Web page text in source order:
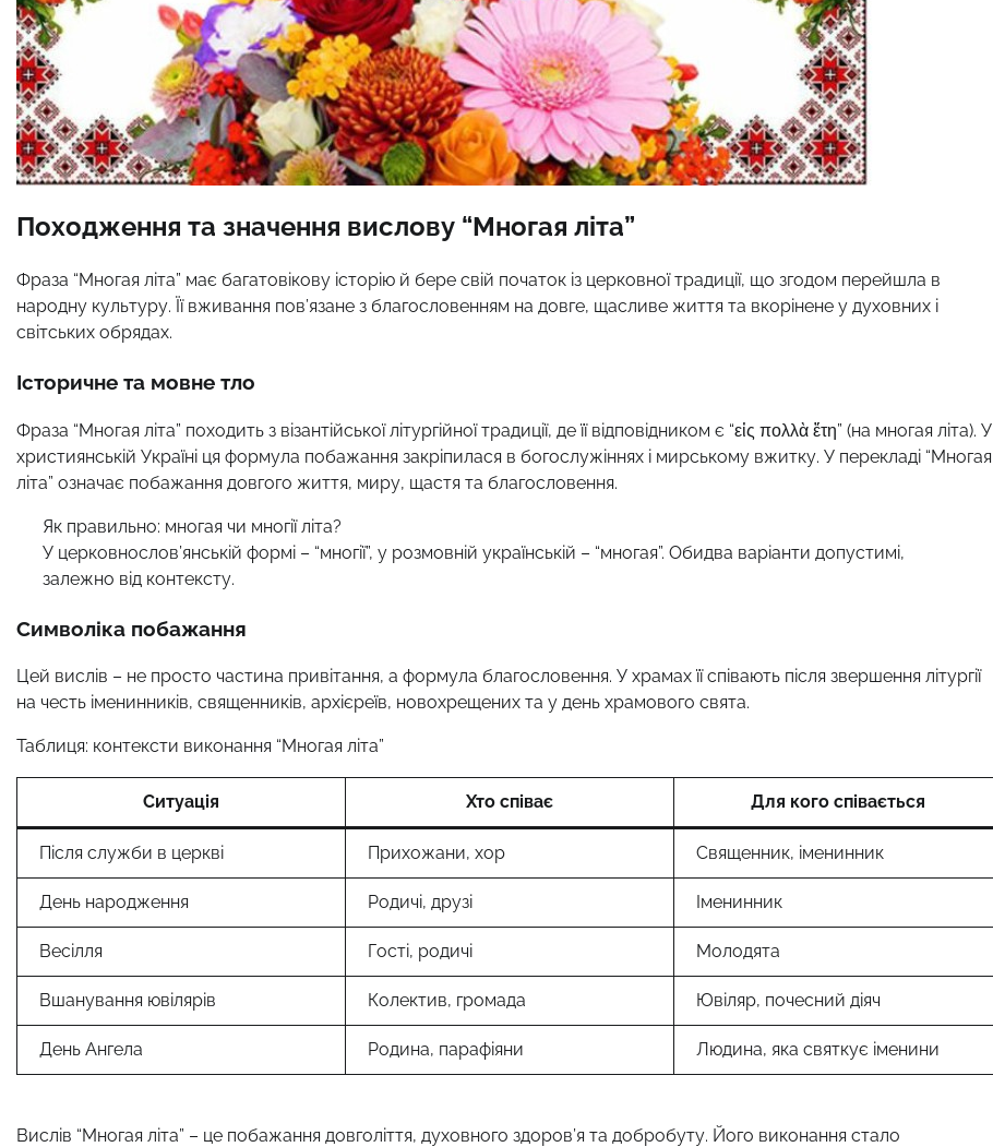
Походження та значення вислову “Многая літа”
Фраза “Многая літа” має багатовікову історію й бере свій початок із церковної традиції, що згодом перейшла в
народну культуру. Її вживання пов’язане з благословенням на довге, щасливе життя та вкорінене у духовних і
світських обрядах.
Історичне та мовне тло
Фраза “Многая літа” походить з візантійської літургійної традиції, де її відповідником є “εἰς πολλὰ ἔτη” (на многая літа). У
християнській Україні ця формула побажання закріпилася в богослужіннях і мирському вжитку. У перекладі “Многая
літа” означає побажання довгого життя, миру, щастя та благословення.
Як правильно: многая чи многії літа?
У церковнослов’янській формі – “многії”, у розмовній українській – “многая”. Обидва варіанти допустимі,
залежно від контексту.
Символіка побажання
Цей вислів – не просто частина привітання, а формула благословення. У храмах її співають після звершення літургії
на честь іменинників, священників, архієреїв, новохрещених та у день храмового свята.
Таблиця: контексти виконання “Многая літа”
Ситуація Хто співає Для кого співається
Після служби в церкві Прихожани, хор Священник, іменинник
День народження Родичі, друзі Іменинник
Весілля Гості, родичі Молодята
Вшанування ювілярів Колектив, громада Ювіляр, почесний діяч
День Ангела Родина, парафіяни Людина, яка святкує іменини
Вислів “Многая літа” – це побажання довголіття, духовного здоров’я та добробуту. Його виконання стало